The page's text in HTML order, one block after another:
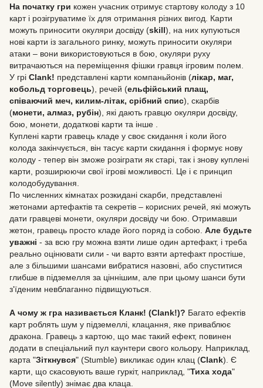
На початку гри кожен учасник отримує стартову колоду з 10
карт і розігруватиме їх для отримання різних вигод. Карти
можуть приносити окуляри досвіду (skill), на них купуються
нові карти із загального ринку, можуть приносити окуляри
атаки – вони використовуються в бою, окуляри руху
витрачаються на переміщення фішки гравця ігровим полем.
У грі Clank! представлені карти компаньйонів (лікар, маг,
кобольд торговець), речей (ельфійський плащ,
співаючий меч, килим-літак, срібний спис), скарбів
(монети, алмаз, рубін), які дають гравцю окуляри досвіду,
бою, монети, додаткові карти та інше .
Куплені карти гравець кладе у своє скидання і коли його
колода закінчується, він тасує карти скидання і формує нову
колоду - тепер він зможе розіграти як старі, так і знову куплені
карти, розширюючи свої ігрові можливості. Це і є принцип
колодобудування.
По численних кімнатах розкидані скарби, представлені
жетонами артефактів та секретів – корисних речей, які можуть
дати гравцеві монети, окуляри досвіду чи бою. Отримавши
жетон, гравець просто кладе його поряд із собою. Але будьте
уважні - за всю гру можна взяти лише один артефакт, і треба
реально оцінювати сили - чи варто взяти артефакт простіше,
але з більшими шансами вибратися назовні, або спуститися
глибше в підземелля за ціннішим, але при цьому шанси бути
з'їденим невблаганно підвищуються.
А чому ж гра називається Кланк! (Clank!)? Багато ефектів
карт роблять шум у підземеллі, клацання, яке приваблює
дракона. Гравець з картою, що має такий ефект, повинен
додати в спеціальний пул каунтери свого кольору. Наприклад,
карта "Зіткнувся" (Stumble) викликає один клац (Clank). Є
карти, що скасовують ваше гуркіт, наприклад, "Тиха хода"
(Move silently) знімає два клаца.